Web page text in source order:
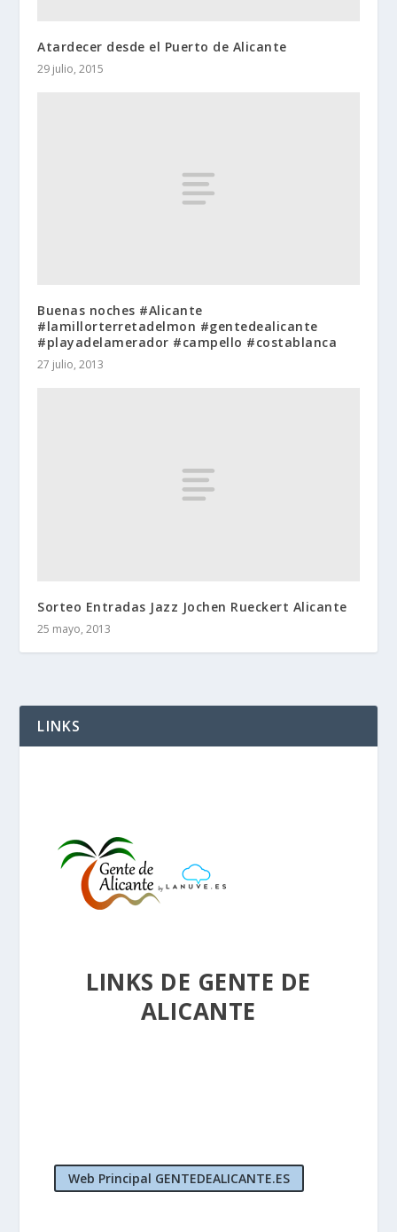
Atardecer desde el Puerto de Alicante
29 julio, 2015
Buenas noches #Alicante
#lamillorterretadelmon #gentedealicante
#playadelamerador #campello #costablanca
27 julio, 2013
Sorteo Entradas Jazz Jochen Rueckert Alicante
25 mayo, 2013
LINKS
LINKS DE GENTE DE
ALICANTE
Web Principal GENTEDEALICANTE.ES